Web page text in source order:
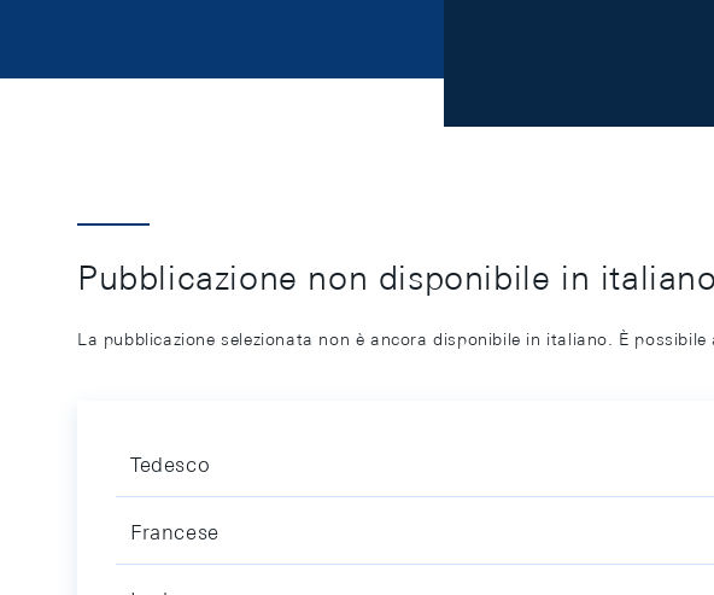
Pubblicazione non disponibile in italiano
La pubblicazione selezionata non è ancora disponibile in italiano. È
Tedesco
Francese